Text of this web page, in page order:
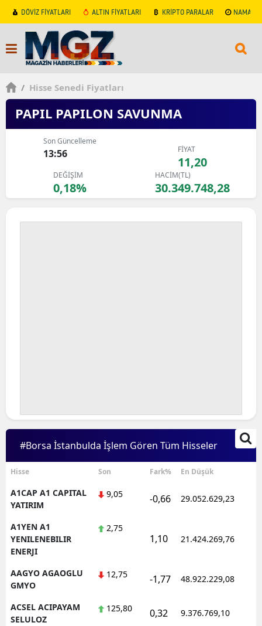
DÖVİZ FİYATLARI ALTIN FİYATLARI KRİPTO PARALAR NAMAZ
/ Hisse Senedi Fiyatları
PAPIL PAPILON SAVUNMA
Son Güncelleme
13:56 FİYAT
11,20
DEĞİŞİM
0,18%
HACİM(TL)
30.349.748,28
#Borsa İstanbulda İşlem Gören Tüm Hisseler
Hisse Son Fark% En Düşük
A1CAP A1 CAPITAL
YATIRIM
9,05 -0,66 29.052.629,23
A1YEN A1
YENILENEBILIR
ENERJI
2,75
1,10 21.424.269,76
AAGYO AGAOGLU
GMYO
12,75 -1,77 48.922.229,08
ACSEL ACIPAYAM
SELULOZ
125,80 0,32 9.376.769,10